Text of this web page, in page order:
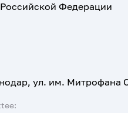
Федерации
ул. им. Митрофана